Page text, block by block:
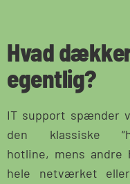
Hvad
egentlig?
IT support spænder
den klassiske
hotline, mens
hele netværket